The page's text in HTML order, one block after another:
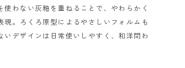
使わない灰釉を重ねることで、やわらかく
現。ろくろ原型によるやさしいフォルムも
いデザインは日常使いしやすく、和洋問わ